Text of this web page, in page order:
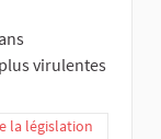
virulentes
la législation